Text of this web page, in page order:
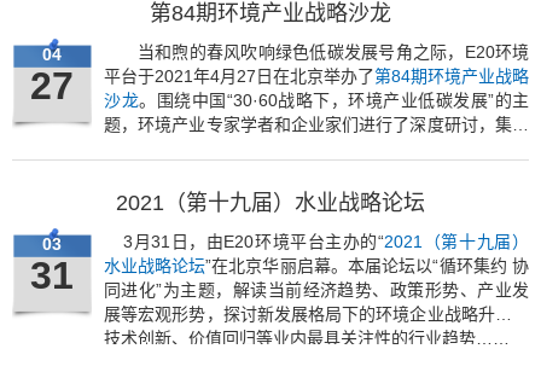
第84期环境产业战略沙龙
04
27
当和煦的春风吹响绿色低碳发展号角之际，E20环境
平台于2021年4月27日在北京举办了第84期环境产业战略
沙龙。围绕中国“30·60战略下，环境产业低碳发展”的主
题，环境产业专家学者和企业家们进行了深度研讨，集聚
2021（第十九届）水业战略论坛
03
31
3月31日，由E20环境平台主办的“2021（第十九届）
水业战略论坛”在北京华丽启幕。本届论坛以“循环集约 协
同进化”为主题，解读当前经济趋势、政策形势、产业发
展等宏观形势，探讨新发展格局下的环境企业战略升级、
技术创新、价值回归等业内最具关注性的行业趋势……